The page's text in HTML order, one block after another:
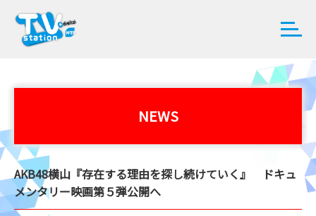
NEWS
AKB48横山『存在する理由を探し続けていく』 ドキュ
メンタリー映画第５弾公開へ